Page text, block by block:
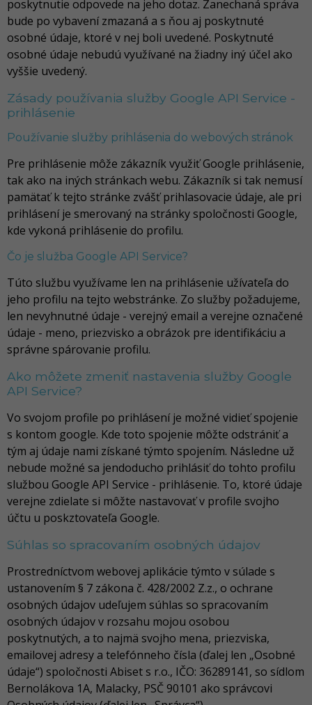
poskytnutie odpovede na jeho dotaz. Zanechaná správa
bude po vybavení zmazaná a s ňou aj poskytnuté
osobné údaje, ktoré v nej boli uvedené. Poskytnuté
osobné údaje nebudú využívané na žiadny iný účel ako
vyššie uvedený.
Zásady používania služby Google API Service -
prihlásenie
Používanie služby prihlásenia do webových stránok
Pre prihlásenie môže zákazník využiť Google prihlásenie,
tak ako na iných stránkach webu. Zákazník si tak nemusí
pamätať k tejto stránke zvášť prihlasovacie údaje, ale pri
prihlásení je smerovaný na stránky spoločnosti Google,
kde vykoná prihlásenie do profilu.
Čo je služba Google API Service?
Túto službu využívame len na prihlásenie užívateľa do
jeho profilu na tejto webstránke. Zo služby požadujeme,
len nevyhnutné údaje - verejný email a verejne označené
údaje - meno, priezvisko a obrázok pre identifikáciu a
správne spárovanie profilu.
Ako môžete zmeniť nastavenia služby Google
API Service?
Vo svojom profile po prihlásení je možné vidieť spojenie
s kontom google. Kde toto spojenie môžte odstrániť a
tým aj údaje nami získané týmto spojením. Následne už
nebude možné sa jendoducho prihlásiť do tohto profilu
službou Google API Service - prihlásenie. To, ktoré údaje
verejne zdielate si môžte nastavovať v profile svojho
účtu u poskztovateľa Google.
Súhlas so spracovaním osobných údajov
Prostredníctvom webovej aplikácie týmto v súlade s
ustanovením § 7 zákona č. 428/2002 Z.z., o ochrane
osobných údajov udeľujem súhlas so spracovaním
osobných údajov v rozsahu mojou osobou
poskytnutých, a to najmä svojho mena, priezviska,
emailovej adresy a telefónneho čísla (ďalej len „Osobné
údaje“) spoločnosti Abiset s r.o., IČO: 36289141, so sídlom
Bernolákova 1A, Malacky, PSČ 90101 ako správcovi